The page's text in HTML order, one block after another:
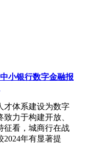
中小银行数字金融报
才体系建设为数字
力于构建开放、
征看，城商行在战
年有显著提